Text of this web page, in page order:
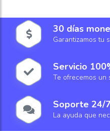
30 días
Garantizamos tu
Servicio
Te ofrecemos un
Soporte 24/7
La ayuda que